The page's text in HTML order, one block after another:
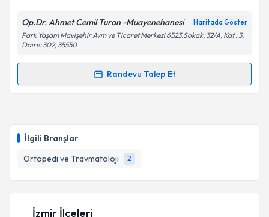
İlgili Branşlar
Ortopedi ve Travmatoloji
2
Kişisel verilerimin işlenmesine ilişkinAydınlatma
kapsamda işlenmesini kabul ediyorum.
Op.Dr. Ahmet Cemil Turan -Muayenehanesi Haritada Göster
Park Yaşam Mavişehir Avm ve Ticaret Merkezi 6523.Sokak, 32/A, Kat : 3,
Daire: 302, 35550
Randevu Talep Et
Randevu Takvimi Talebi
için bir takvim hazırlandığında e-posta ile
bilgilendireceğiz.
E-posta Adresiniz
İzmir İlçeleri